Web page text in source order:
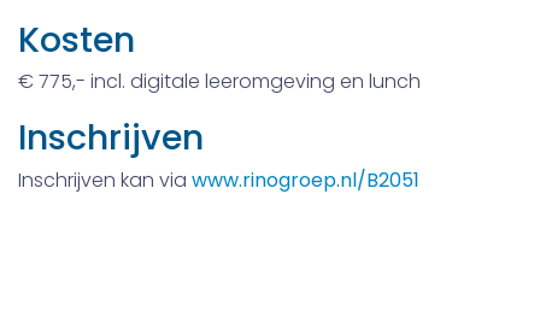
Kosten
€ 775,- incl. digitale leeromgeving en lunch
Inschrijven
Inschrijven kan via www.rinogroep.nl/B2051